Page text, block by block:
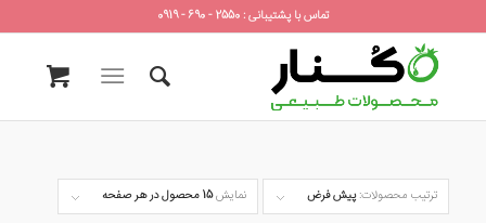
تماس با پشتیبانی : 2550 - 690 - 0919
ترتیب محصولات:پیش فرض نمایش15 محصول در هر صفحه